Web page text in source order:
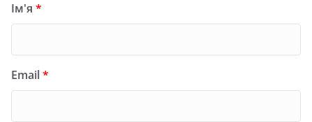
Ім'я *
Email*